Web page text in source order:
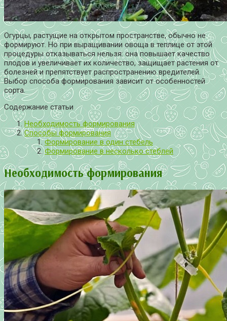
Огурцы, растущие на открытом пространстве, обычно не
формируют. Но при выращивании овоща в теплице от этой
процедуры отказываться нельзя: она повышает качество
плодов и увеличивает их количество, защищает растения от
болезней и препятствует распространению вредителей.
Выбор способа формирования зависит от особенностей
сорта.
Содержание статьи
Необходимость формирования
Способы формирования
Формирование в один стебель
Формирование в несколько стеблей
Необходимость формирования